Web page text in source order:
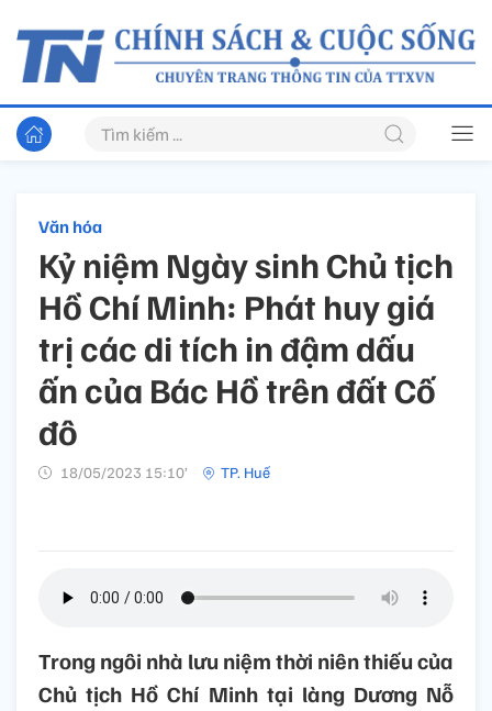
Văn hóa
Kỷ niệm Ngày sinh Chủ tịch
Hồ Chí Minh: Phát huy giá
trị các di tích in đậm dấu
ấn của Bác Hồ trên đất Cố
đô
18/05/2023 15:10’ TP. Huế
Trong ngôi nhà lưu niệm thời niên thiếu của
Chủ tịch Hồ Chí Minh tại làng Dương Nỗ